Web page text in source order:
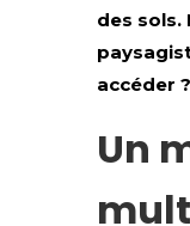
des sols.
accéder ?
Un